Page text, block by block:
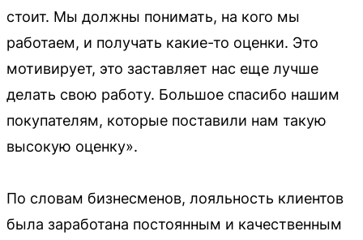
стоит. Мы должны понимать, на кого мы
работаем, и получать какие-то оценки. Это
мотивирует, это заставляет нас еще лучше
делать свою работу. Большое спасибо нашим
покупателям, которые поставили нам такую
высокую оценку».
По словам бизнесменов, лояльность клиентов
была заработана постоянным и качественным